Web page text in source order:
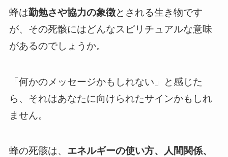
蜂は勤勉さや協力の象徴とされる生き物です
が、その死骸にはどんなスピリチュアルな意味
があるのでしょうか。
「何かのメッセージかもしれない」と感じた
ら、それはあなたに向けられたサインかもしれ
ません。
蜂の死骸は、 エネルギーの使い方、人間関係、